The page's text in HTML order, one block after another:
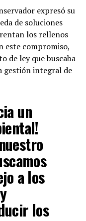
expresó su
de soluciones
los rellenos
este compromiso,
de ley que buscaba
gestión integral de
un
a los
los